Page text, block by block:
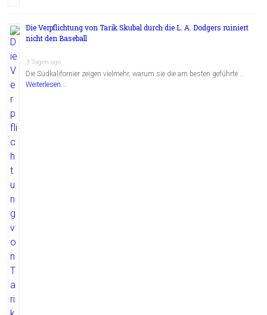
Die Verpflichtung von Tarik Skubal durch die L. A. Dodgers ruiniert
nicht den Baseball
3 Tagen ago
Die Südkalifornier zeigen vielmehr, warum sie die am besten geführte …
Weiterlesen...